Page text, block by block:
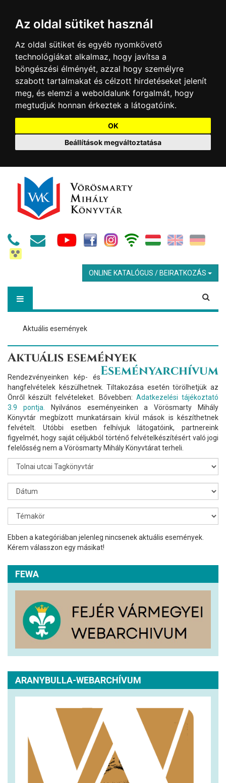
Az oldal sütiket használ
Az oldal sütiket és egyéb nyomkövető
technológiákat alkalmaz, hogy javítsa a
böngészési élményét, azzal hogy személyre
szabott tartalmakat és célzott hirdetéseket jelenít
meg, és elemzi a weboldalunk forgalmát, hogy
megtudjuk honnan érkeztek a látogatóink.
OK
Beállítások megváltoztatása
ONLINE KATALÓGUS / BEIRATKOZÁS
Aktuális események
Aktuális események
Eseményarchívum
Rendezvényeinken kép- és
hangfelvételek készülhetnek. Tiltakozása esetén törölhetjük az
Önről készült felvételeket. Bővebben: Adatkezelési tájékoztató
3.9 pontja.
Nyilvános eseményeinken a Vörösmarty Mihály
Könyvtár megbízott munkatársain kívül mások is készíthetnek
felvételt. Utóbbi esetben felhívjuk látogatóink, partnereink
figyelmét, hogy saját céljukból történő felvételkészítésért való jogi
felelősség nem a Vörösmarty Mihály Könyvtárat terheli.
Ebben a kategóriában jelenleg nincsenek aktuális események.
Kérem válasszon egy másikat!
FEWA
ARANYBULLA-WEBARCHÍVUM